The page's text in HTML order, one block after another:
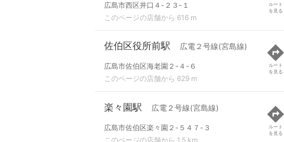
広島市西区井口４-２３-１
このページの店舗から 616 m
ルート
を見る
佐伯区役所前駅 広電２号線(宮島線)
広島市佐伯区海老園２-４-６
このページの店舗から 629 m
ルート
を見る
楽々園駅 広電２号線(宮島線)
広島市佐伯区楽々園２-５４７-３
このページの店舗から 1.5 km
ルート
を見る